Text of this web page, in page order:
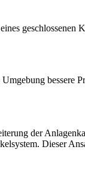
geschlossenen
bessere
der
Dieser